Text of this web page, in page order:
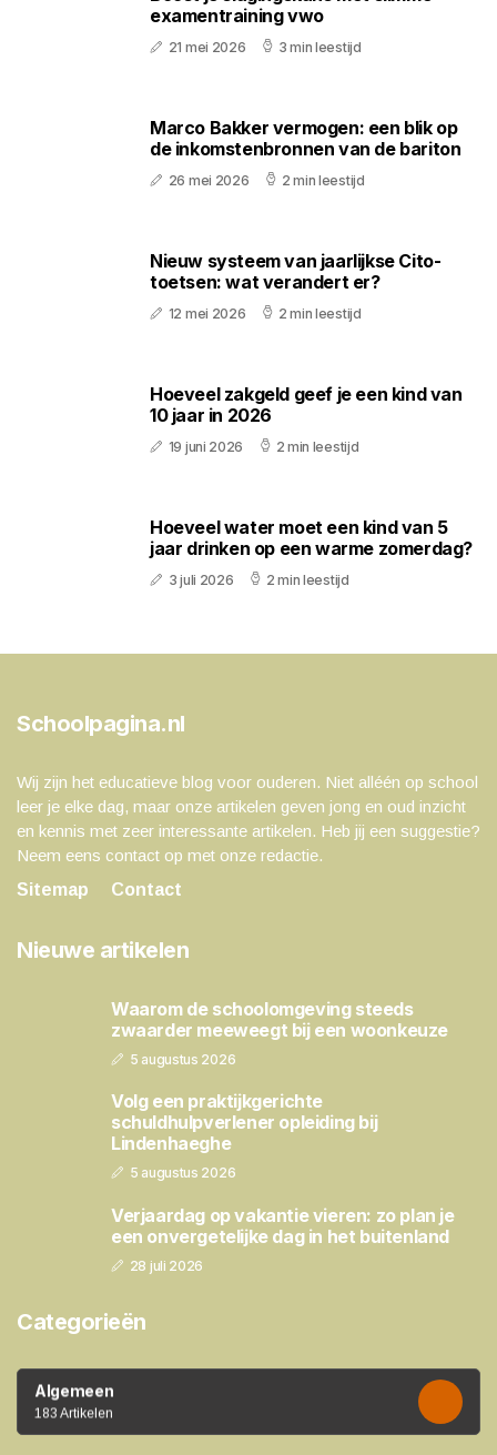
examentraining vwo
21 mei 2026 3 min leestijd
Marco Bakker vermogen: een blik op
de inkomstenbronnen van de bariton
26 mei 2026 2 min leestijd
Nieuw systeem van jaarlijkse Cito-
toetsen: wat verandert er?
12 mei 2026 2 min leestijd
Hoeveel zakgeld geef je een kind van
10 jaar in 2026
19 juni 2026 2 min leestijd
Hoeveel water moet een kind van 5
jaar drinken op een warme zomerdag?
3 juli 2026 2 min leestijd
Schoolpagina.nl
Wij zijn het educatieve blog voor ouderen. Niet alléén op school
leer je elke dag, maar onze artikelen geven jong en oud inzicht
en kennis met zeer interessante artikelen. Heb jij een suggestie?
Neem eens contact op met onze redactie.
Sitemap
Contact
Nieuwe artikelen
Waarom de schoolomgeving steeds
zwaarder meeweegt bij een woonkeuze
5 augustus 2026
Volg een praktijkgerichte
schuldhulpverlener opleiding bij
Lindenhaeghe
5 augustus 2026
Verjaardag op vakantie vieren: zo plan je
een onvergetelijke dag in het buitenland
28 juli 2026
Categorieën
Algemeen
183 Artikelen